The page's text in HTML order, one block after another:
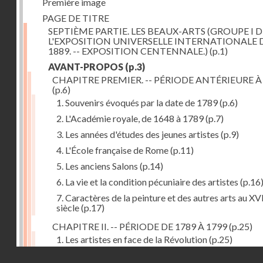
PAGE DE TITRE
SEPTIÈME PARTIE. LES BEAUX-ARTS (GROUPE I
L'EXPOSITION UNIVERSELLE INTERNATIONALE
1889. -- EXPOSITION CENTENNALE.) (p.1)
AVANT-PROPOS (p.3)
CHAPITRE PREMIER. -- PÉRIODE ANTÉRIEURE
(p.6)
1. Souvenirs évoqués par la date de 1789(p.6)
2. L'Académie royale, de 1648 à 1789(p.7)
3. Les années d'études des jeunes artistes (p.9)
4. L'École française de Rome(p.11)
5. Les anciens Salons (p.14)
6. La vie et la condition pécuniaire des artistes (p.16)
7. Caractères de la peinture et des autres arts au
siècle(p.17)
CHAPITRE II. -- PÉRIODE DE 1789 À 1799(p.25)
1. Les artistes en face de la Révolution(p.25)